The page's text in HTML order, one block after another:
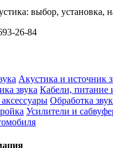
выбор, установка,
26-84
Акустика и источник
звука Кабели, питание
Обработка
Усилители и